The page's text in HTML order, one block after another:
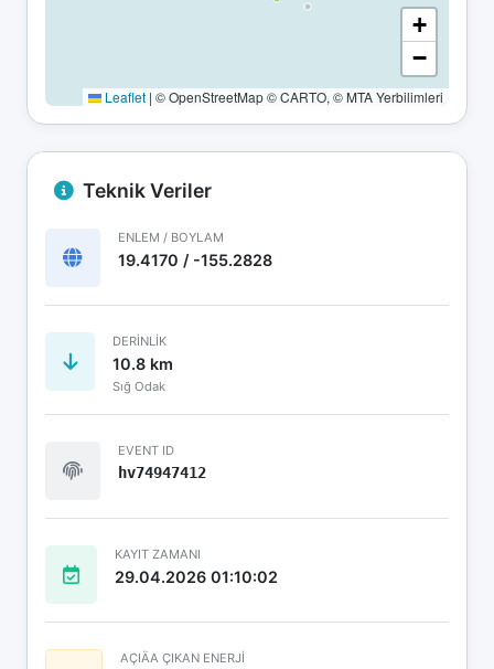
+
−
Leaflet | © OpenStreetMap © CARTO, © MTA Yerbilimleri
Teknik Veriler
ENLEM / BOYLAM
19.4170 / -155.2828
DERINLIK
10.8 km
Sığ Odak
EVENT ID
hv74947412
KAYIT ZAMANI
29.04.2026 01:10:02
AÇIÄA ÇIKAN ENERJİ